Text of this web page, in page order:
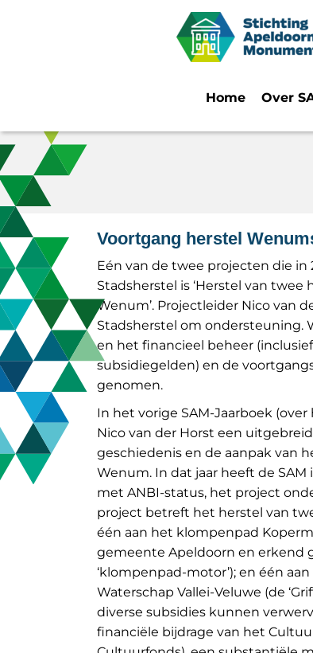
Home Over
Voortgang herstel
Eén van de twee projecten die in
Stadsherstel is ‘Herstel van
Wenum’. Projectleider Nico van
Stadsherstel om ondersteuning.
en het financieel beheer
subsidiegelden) en de
genomen.
In het vorige SAM-Jaarboek
Nico van der Horst een
geschiedenis en de aanpak van
Wenum. In dat jaar heeft de
met ANBI-status, het project
project betreft het herstel van
één aan het klompenpad
gemeente Apeldoorn en erkend
‘klompenpad-motor’); en één
Waterschap Vallei-Veluwe (de
diverse subsidies kunnen
financiële bijdrage van het